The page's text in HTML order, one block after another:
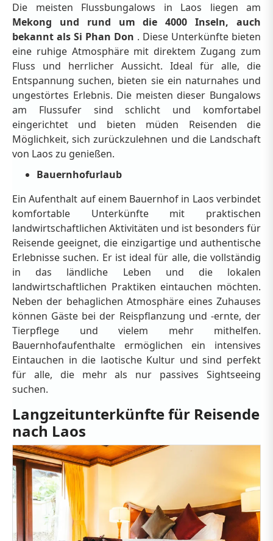
Die meisten Flussbungalows in Laos liegen am
Mekong und rund um die 4000 Inseln, auch
bekannt als Si Phan Don . Diese Unterkünfte bieten
eine ruhige Atmosphäre mit direktem Zugang zum
Fluss und herrlicher Aussicht. Ideal für alle, die
Entspannung suchen, bieten sie ein naturnahes und
ungestörtes Erlebnis. Die meisten dieser Bungalows
am Flussufer sind schlicht und komfortabel
eingerichtet und bieten müden Reisenden die
Möglichkeit, sich zurückzulehnen und die Landschaft
von Laos zu genießen.
Bauernhofurlaub
Ein Aufenthalt auf einem Bauernhof in Laos verbindet
komfortable Unterkünfte mit praktischen
landwirtschaftlichen Aktivitäten und ist besonders für
Reisende geeignet, die einzigartige und authentische
Erlebnisse suchen. Er ist ideal für alle, die vollständig
in das ländliche Leben und die lokalen
landwirtschaftlichen Praktiken eintauchen möchten.
Neben der behaglichen Atmosphäre eines Zuhauses
können Gäste bei der Reispflanzung und -ernte, der
Tierpflege und vielem mehr mithelfen.
Bauernhofaufenthalte ermöglichen ein intensives
Eintauchen in die laotische Kultur und sind perfekt
für alle, die mehr als nur passives Sightseeing
suchen.
Langzeitunterkünfte für Reisende
nach Laos